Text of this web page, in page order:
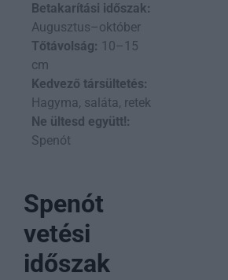
Betakarítási időszak:
Augusztus–október
Tőtávolság: 10–15
cm
Kedvező társültetés:
Hagyma, saláta, retek
Ne ültesd együtt!:
Spenót
Spenót
vetési
időszak